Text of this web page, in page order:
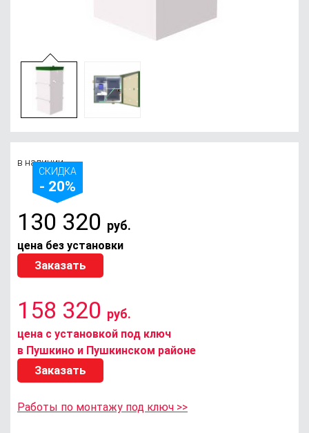
в наличии
СКИДКА
- 20%
130 320 руб.
цена без установки
Заказать
158 320 руб.
цена с установкой под ключ
в Пушкино и Пушкинском районе
Заказать
Работы по монтажу под ключ >>